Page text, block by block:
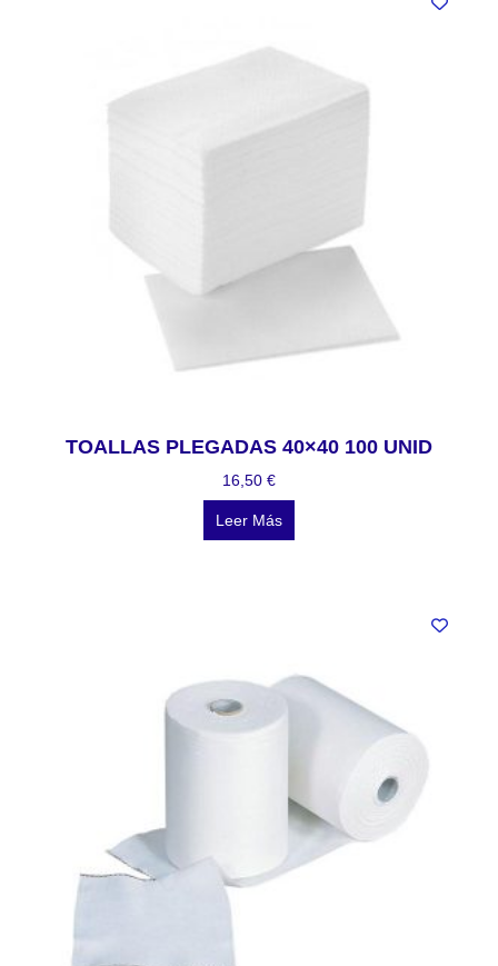
TOALLAS PLEGADAS 40×40 100 UNID
16,50 €
Leer Más